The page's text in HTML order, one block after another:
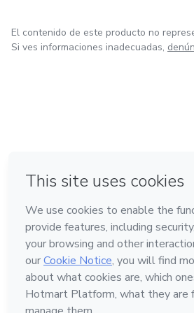
El contenido de este producto no
Si ves informaciones inadecuadas,
Hecho con❤ en Belo Horizonte
Conoce Hotmart
Idioma
Español